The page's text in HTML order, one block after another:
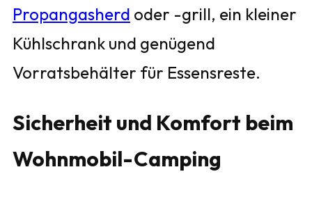
Propangasherd oder -grill, ein kleiner
Kühlschrank und genügend
Vorratsbehälter für Essensreste.
Sicherheit und Komfort beim
Wohnmobil-Camping